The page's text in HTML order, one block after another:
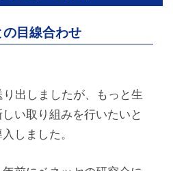
目線合わせ
出しましたが、もっと生
い取り組みを行いたいと
しました。